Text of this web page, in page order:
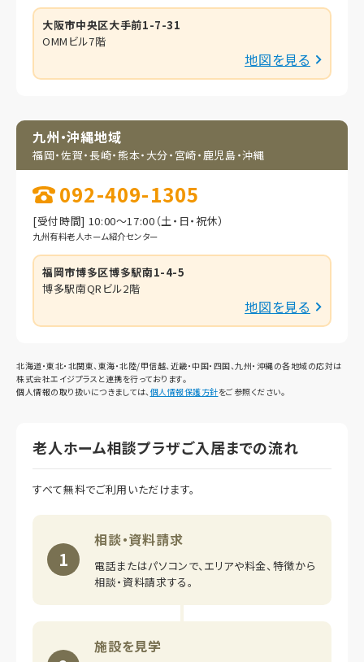
大阪市中央区大手前1-7-31
OMMビル7階
地図を見る
九州・沖縄地域
福岡・佐賀・長崎・熊本・大分・宮崎・鹿児島・沖縄
092-409-1305
[受付時間] 10:00～17:00（土・日・祝休）
九州有料老人ホーム紹介センター
福岡市博多区博多駅南1-4-5
博多駅南QRビル2階
地図を見る
北海道・東北・北関東、東海・北陸/甲信越、近畿・中国・四国、九州・沖縄の各地域の応対は
株式会社エイジプラスと連携を行っております。
個人情報の取り扱いにつきましては、 個人情報保護方針をご参照ください。
老人ホーム相談プラザご入居までの流れ
すべて無料でご利用いただけます。
1
相談・資料請求
電話またはパソコンで、エリアや料金、特徴から
相談・資料請求する。
施設を見学